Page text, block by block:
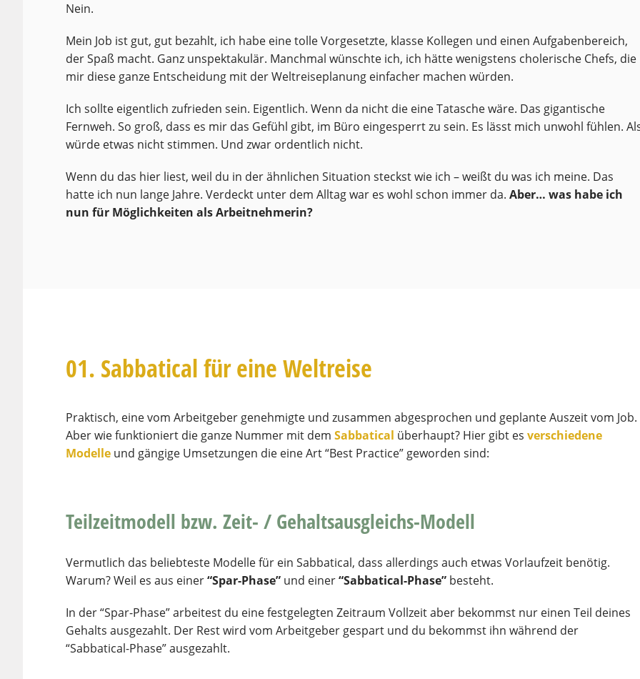
Nein.
Mein Job ist gut, gut bezahlt, ich habe eine tolle Vorgesetzte, klasse Kollegen und einen Aufgabenbereich,
der Spaß macht. Ganz unspektakulär. Manchmal wünschte ich, ich hätte wenigstens cholerische Chefs, die
mir diese ganze Entscheidung mit der Weltreiseplanung einfacher machen würden.
Ich sollte eigentlich zufrieden sein. Eigentlich. Wenn da nicht die eine Tatasche wäre. Das gigantische
Fernweh. So groß, dass es mir das Gefühl gibt, im Büro eingesperrt zu sein. Es lässt mich unwohl fühlen.
würde etwas nicht stimmen. Und zwar ordentlich nicht.
Wenn du das hier liest, weil du in der ähnlichen Situation steckst wie ich – weißt du was ich meine. Das
hatte ich nun lange Jahre. Verdeckt unter dem Alltag war es wohl schon immer da. Aber… was habe ich
nun für Möglichkeiten als Arbeitnehmerin?
01. Sabbatical für eine Weltreise
Praktisch, eine vom Arbeitgeber genehmigte und zusammen abgesprochen und geplante Auszeit vom Job.
Aber wie funktioniert die ganze Nummer mit dem Sabbatical überhaupt? Hier gibt es verschiedene
Modelle und gängige Umsetzungen die eine Art “Best Practice” geworden sind:
Teilzeitmodell bzw. Zeit- / Gehaltsausgleichs-Modell
Vermutlich das beliebteste Modelle für ein Sabbatical, dass allerdings auch etwas Vorlaufzeit benötig.
Warum? Weil es aus einer“Spar-Phase” und einer“Sabbatical-Phase” besteht.
In der “Spar-Phase” arbeitest du eine festgelegten Zeitraum Vollzeit aber bekommst nur einen Teil deines
Gehalts ausgezahlt. Der Rest wird vom Arbeitgeber gespart und du bekommst ihn während der
“Sabbatical-Phase” ausgezahlt.